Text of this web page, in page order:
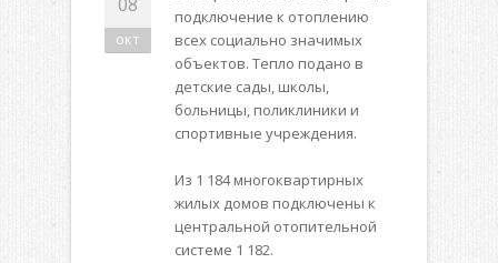
окт
подключение к отоплению
всех социально значимых
объектов. Тепло подано в
детские сады, школы,
больницы, поликлиники и
спортивные учреждения.
Из 1 184 многоквартирных
жилых домов подключены к
центральной отопительной
системе 1 182.